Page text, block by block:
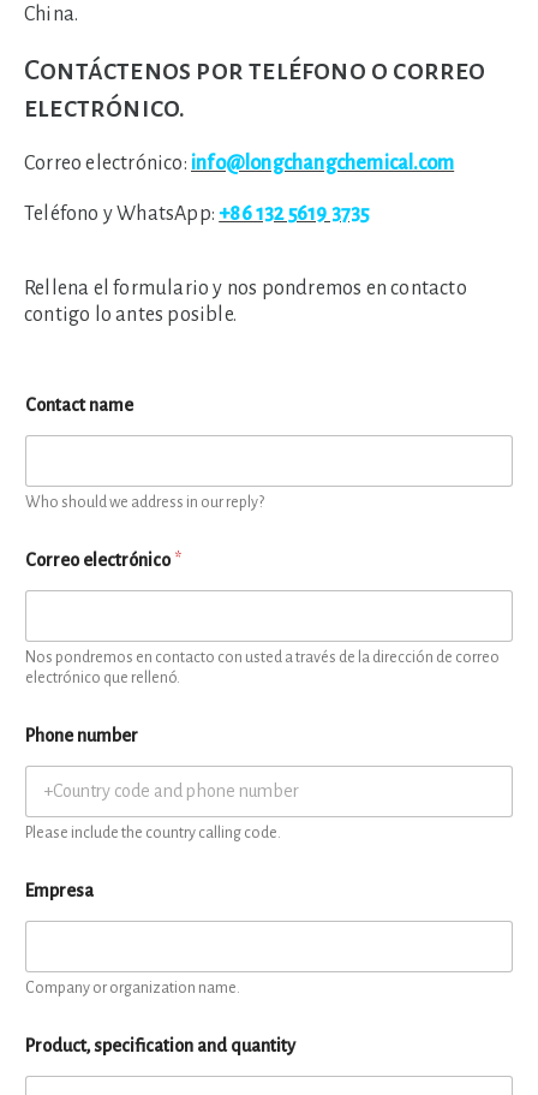
China.
Contáctenos por teléfono o correo
electrónico.
Correo electrónico: info@longchangchemical.com
Teléfono y WhatsApp:+86 132 5619 3735
Rellena el formulario y nos pondremos en contacto
contigo lo antes posible.
Contact name
Who should we address in our reply?
Correo electrónico*
Nos pondremos en contacto con usted a través de la dirección de correo
electrónico que rellenó.
Phone number
Please include the country calling code.
Empresa
Company or organization name.
Product, specification and quantity